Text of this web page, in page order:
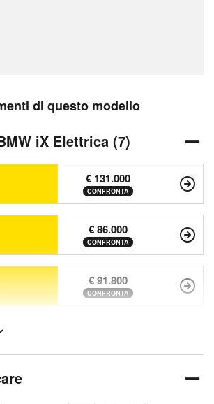
di questo modello
iX Elettrica (7)
€ 131.000
CONFRONTA
€ 86.000
CONFRONTA
€ 91.800
CONFRONTA